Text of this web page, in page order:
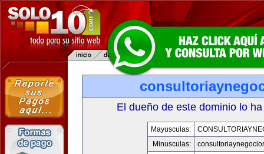
El dueño de este dominio lo
Mayusculas:
Minusculas: